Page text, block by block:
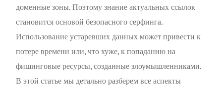
доменные зоны. Поэтому знание актуальных ссылок
становится основой безопасного серфинга.
Использование устаревших данных может привести к
потере времени или, что хуже, к попаданию на
фишинговые ресурсы, созданные злоумышленниками.
В этой статье мы детально разберем все аспекты